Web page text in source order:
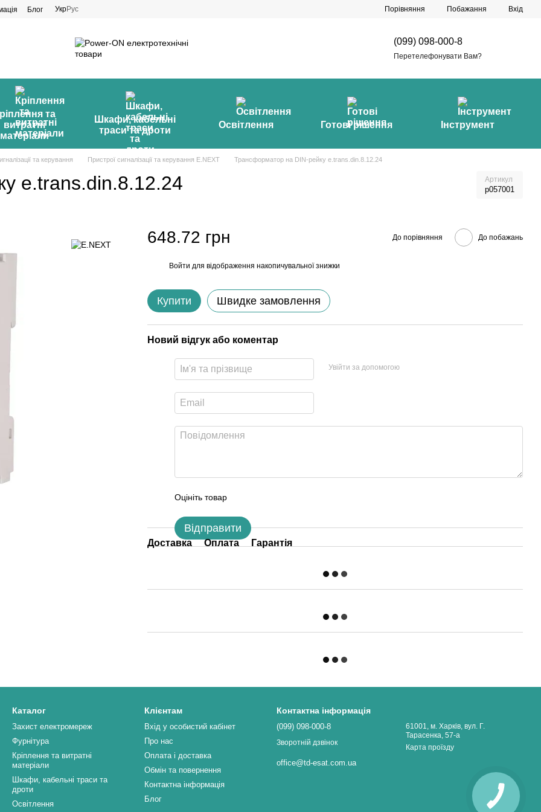
Блог УкрРус Порівняння Побажання Вхід
(099) 098-000-8
Перетелефонувати Вам?
та
витратні
матеріали
Шкафи, кабельні
траси та дроти
Освітлення Готові рішення Інструмент
та керування Пристрої сигналізації та керування E.NEXT Трансформатор на DIN-рейку e.trans.din.8.12.24
e.trans.din.8.12.24 Артикул
p057001
648.72 грн До порівняння До побажань
Войти для відображення накопичувальної знижки
Купити Швидке замовлення
Новий відгук або коментар
Увійти за допомогою
Оцініть товар
Відправити
Доставка Оплата Гарантія
Каталог
Захист електромереж
Фурнітура
Кріплення та витратні
матеріали
Шкафи, кабельні траси та
дроти
Освітлення
Клієнтам
Вхід у особистий кабінет
Про нас
Оплата і доставка
Обмін та повернення
Контактна інформація
Блог
Контактна інформація
(099) 098-000-8
Зворотній дзвінок
office@td-esat.com.ua
61001, м. Харків, вул. Г.
Тарасенка, 57-а
Карта проїзду